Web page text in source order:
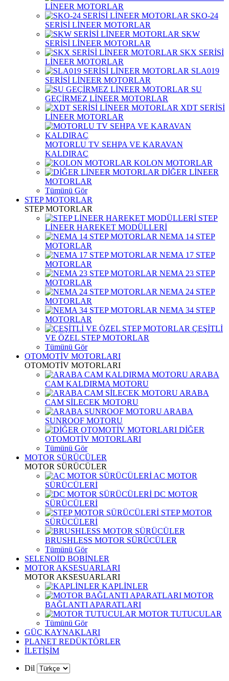
LİNEER MOTORLAR
SKO-24
SERİSİ LİNEER MOTORLAR
SKW
SERİSİ LİNEER MOTORLAR
SKX SERİSİ
LİNEER MOTORLAR
SLA019
SERİSİ LİNEER MOTORLAR
SU
GEÇİRMEZ LİNEER MOTORLAR
XDT SERİSİ
LİNEER MOTORLAR
MOTORLU TV SEHPA VE KARAVAN
KALDIRAÇ
KOLON MOTORLAR
DİĞER LİNEER
MOTORLAR
Tümünü Gör
STEP MOTORLAR
STEP MOTORLAR
STEP
LİNEER HAREKET MODÜLLERİ
NEMA 14 STEP
MOTORLAR
NEMA 17 STEP
MOTORLAR
NEMA 23 STEP
MOTORLAR
NEMA 24 STEP
MOTORLAR
NEMA 34 STEP
MOTORLAR
ÇEŞİTLİ
VE ÖZEL STEP MOTORLAR
Tümünü Gör
OTOMOTİV MOTORLARI
OTOMOTİV MOTORLARI
ARABA
CAM KALDIRMA MOTORU
ARABA
CAM SİLECEK MOTORU
ARABA
SUNROOF MOTORU
DİĞER
OTOMOTİV MOTORLARI
Tümünü Gör
MOTOR SÜRÜCÜLER
MOTOR SÜRÜCÜLER
AC MOTOR
SÜRÜCÜLERİ
DC MOTOR
SÜRÜCÜLERİ
STEP MOTOR
SÜRÜCÜLERİ
BRUSHLESS MOTOR SÜRÜCÜLER
Tümünü Gör
SELENOİD BOBİNLER
MOTOR AKSESUARLARI
MOTOR AKSESUARLARI
KAPLİNLER
MOTOR
BAĞLANTI APARATLARI
MOTOR TUTUCULAR
Tümünü Gör
GÜÇ KAYNAKLARI
PLANET REDÜKTÖRLER
İLETİŞİM
Dil